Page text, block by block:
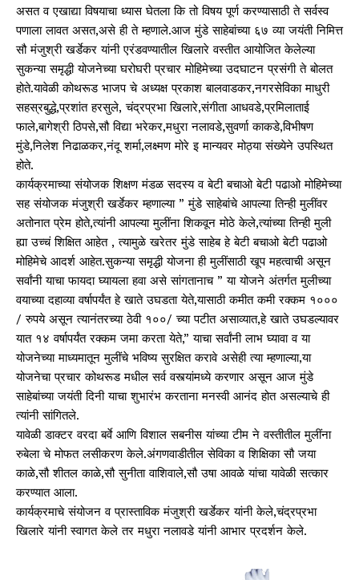
असत व एखाद्या विषयाचा ध्यास घेतला कि तो विषय पूर्ण करण्यासाठी ते सर्वस्व
पणाला लावत असत,असे ही ते म्हणाले.आज मुंडे साहेबांच्या ६७ व्या जयंती निमित्त
सौ मंजुश्री खर्डेकर यांनी एरंडवण्यातील खिलारे वस्तीत आयोजित केलेल्या
सुकन्या समृद्धी योजनेच्या घरोघरी प्रचार मोहिमेच्या उदघाटन प्रसंगी ते बोलत
होते.यावेळी कोथरूड भाजप चे अध्यक्ष प्रकाश बालवाडकर,नगरसेविका माधुरी
सहस्रबुद्धे,प्रशांत हरसुले, चंद्रप्रभा खिलारे,संगीता आधवडे,प्रमिलाताई
फाले,बागेश्री ठिपसे,सौ विद्या भरेकर,मधुरा नलावडे,सुवर्णा काकडे,विभीषण
मुंडे,निलेश निढाळकर,नंदू शर्मा,लक्ष्मण मोरे इ मान्यवर मोठ्या संख्येने उपस्थित
होते.
कार्यक्रमाच्या संयोजक शिक्षण मंडळ सदस्य व बेटी बचाओ बेटी पढाओ मोहिमेच्या
सह संयोजक मंजुश्री खर्डेकर म्हणाल्या ” मुंडे साहेबांचे आपल्या तिन्ही मुलींवर
अतोनात प्रेम होते,त्यांनी आपल्या मुलींना शिकवून मोठे केले,त्यांच्या तिन्ही मुली
ह्या उच्चं शिक्षित आहेत , त्यामुळे खरेतर मुंडे साहेब हे बेटी बचाओ बेटी पढाओ
मोहिमेचे आदर्श आहेत.सुकन्या समृद्धी योजना ही मुलींसाठी खूप महत्वाची असून
सर्वांनी याचा फायदा घ्यायला हवा असे सांगतानाच ” या योजने अंतर्गत मुलीच्या
वयाच्या दहाव्या वर्षापर्यंत हे खाते उघडता येते,यासाठी कमीत कमी रक्कम १०००
/ रुपये असून त्यानंतरच्या ठेवी १००/ च्या पटीत असाव्यात,हे खाते उघडल्यावर
यात १४ वर्षापर्यंत रक्कम जमा करता येते,” याचा सर्वांनी लाभ घ्यावा व या
योजनेच्या माध्यमातून मुलींचे भविष्य सुरक्षित करावे असेही त्या म्हणाल्या,या
योजनेचा प्रचार कोथरूड मधील सर्व वस्त्यांमध्ये करणार असून आज मुंडे
साहेबांच्या जयंती दिनी याचा शुभारंभ करताना मनस्वी आनंद होत असल्याचे ही
त्यांनी सांगितले.
यावेळी डाक्टर वरदा बर्वे आणि विशाल सबनीस यांच्या टीम ने वस्तीतील मुलींना
रुबेला चे मोफत लसीकरण केले.अंगणवाडीतील सेविका व शिक्षिका सौ जया
काळे,सौ शीतल काळे,सौ सुनीता वाशिवाले,सौ उषा आवळे यांचा यावेळी सत्कार
करण्यात आला.
कार्यक्रमाचे संयोजन व प्रास्ताविक मंजुश्री खर्डेकर यांनी केले,चंद्रप्रभा
खिलारे यांनी स्वागत केले तर मधुरा नलावडे यांनी आभार प्रदर्शन केले.